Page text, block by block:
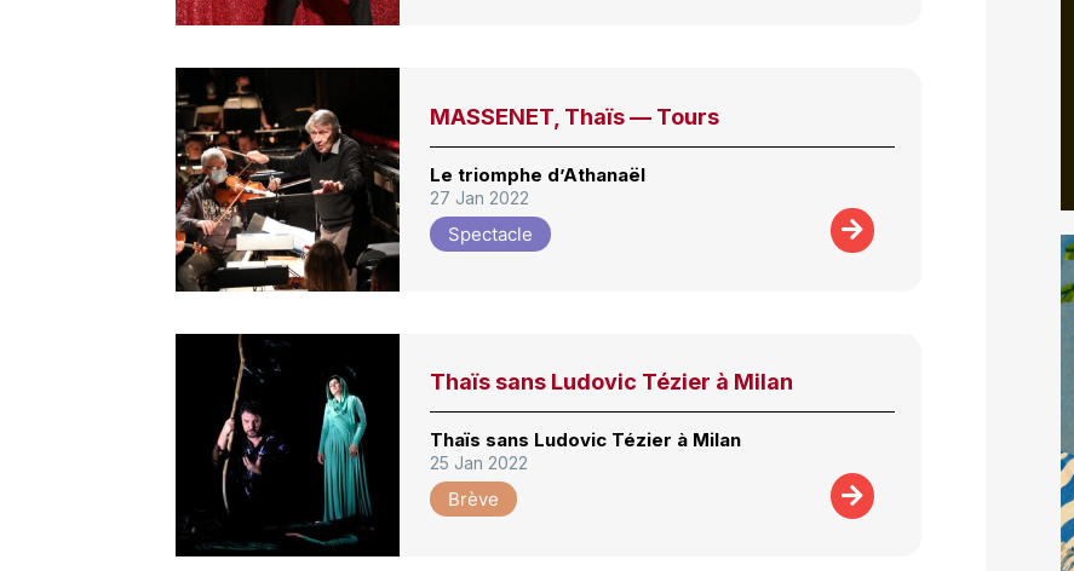
MASSENET, Thaïs — Tours
Le triomphe d’Athanaël
27 Jan 2022
Spectacle
Thaïs sans Ludovic Tézier à Milan
Thaïs sans Ludovic Tézier à Milan
25 Jan 2022
Brève